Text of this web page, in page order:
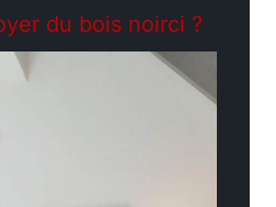
du bois noirci ?